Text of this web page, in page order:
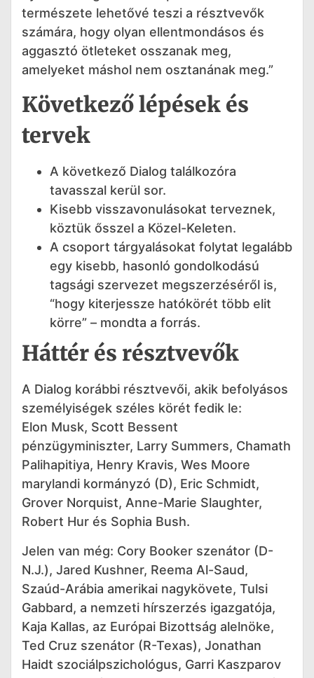
természete lehetővé teszi a résztvevők
számára, hogy olyan ellentmondásos és
aggasztó ötleteket osszanak meg,
amelyeket máshol nem osztanának meg.”
Következő lépések és
tervek
A következő Dialog találkozóra
tavasszal kerül sor.
Kisebb visszavonulásokat terveznek,
köztük ősszel a Közel-Keleten.
A csoport tárgyalásokat folytat legalább
egy kisebb, hasonló gondolkodású
tagsági szervezet megszerzéséről is,
“hogy kiterjessze hatókörét több elit
körre” – mondta a forrás.
Háttér és résztvevők
A Dialog korábbi résztvevői, akik befolyásos
személyiségek széles körét fedik le:
Elon Musk, Scott Bessent
pénzügyminiszter, Larry Summers, Chamath
Palihapitiya, Henry Kravis, Wes Moore
marylandi kormányzó (D), Eric Schmidt,
Grover Norquist, Anne-Marie Slaughter,
Robert Hur és Sophia Bush.
Jelen van még: Cory Booker szenátor (D-
N.J.), Jared Kushner, Reema Al-Saud,
Szaúd-Arábia amerikai nagykövete, Tulsi
Gabbard, a nemzeti hírszerzés igazgatója,
Kaja Kallas, az Európai Bizottság alelnöke,
Ted Cruz szenátor (R-Texas), Jonathan
Haidt szociálpszichológus, Garri Kaszparov